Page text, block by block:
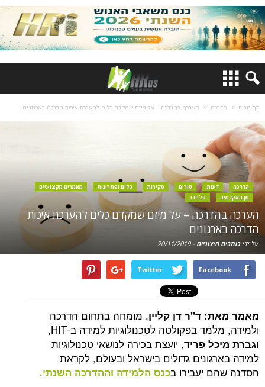
דף הבית הדרכה הערכה בהדרכה – על מיזם שמקדם כלים להערכת איכות הדרכה בארגונים
הדרכה דעות טורים סקירות כלים ופתרונות
מאמרים מקצועיים
מן האקדמיה
סליידר
הערכה בהדרכה – על מיזם שמקדם כלים להערכת איכות
הדרכה בארגונים
על ידיכותבים חיצוניים -
20/11/2019
Facebook
Twitter
מאמר מאת: ד"ר דן קליין, מומחה בתחום הדרכה
ולמידה, מלמד בפקולטה לטכנולוגיות למידה ב-HIT,
וגברת מיכל פריד, יועצת בכירה לנושאי טכנולוגיות
למידה בארגונים גדולים בישראל ובעולם, לקראת
הסדנה שהם יעבירו בכנס הלמידה וההדרכה השנתי.